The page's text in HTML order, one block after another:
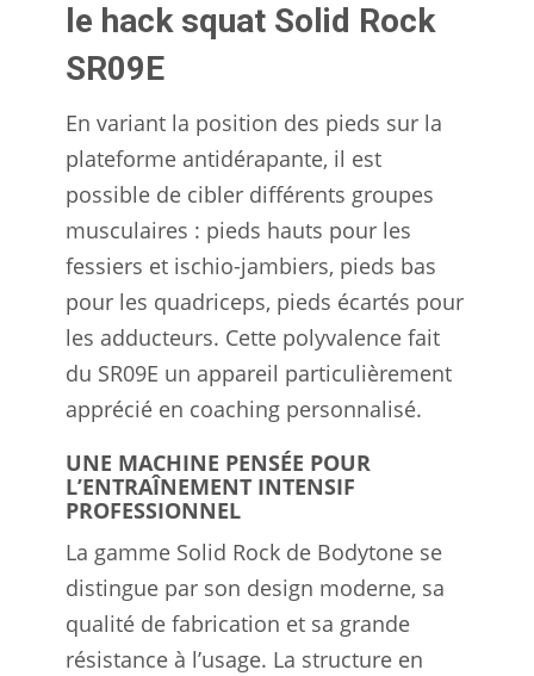
le hack squat Solid Rock
SR09E
En variant la position des pieds sur la
plateforme antidérapante, il est
possible de cibler différents groupes
musculaires : pieds hauts pour les
fessiers et ischio-jambiers, pieds bas
pour les quadriceps, pieds écartés pour
les adducteurs. Cette polyvalence fait
du SR09E un appareil particulièrement
apprécié en coaching personnalisé.
UNE MACHINE PENSÉE POUR
L’ENTRAÎNEMENT INTENSIF
PROFESSIONNEL
La gamme Solid Rock de Bodytone se
distingue par son design moderne, sa
qualité de fabrication et sa grande
résistance à l’usage. La structure en